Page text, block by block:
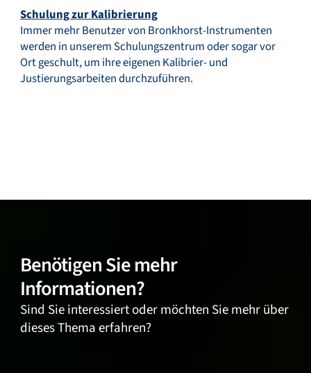
Schulung zur Kalibrierung
Immer mehr Benutzer von Bronkhorst-Instrumenten
werden in unserem Schulungszentrum oder sogar vor
Ort geschult, um ihre eigenen Kalibrier- und
Justierungsarbeiten durchzuführen.
Benötigen Sie mehr
Informationen?
Sind Sie interessiert oder möchten Sie mehr über
dieses Thema erfahren?